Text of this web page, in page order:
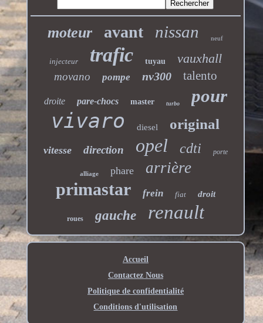
moteur avant nissan neuf
injecteur trafic tuyau vauxhall
movano pompe nv300 talento
droite pare-chocs master turbo pour
vivaro diesel original
vitesse direction opel cdti porte
alliage phare arrière
primastar frein fiat droit
roues gauche renault
Accueil
Contactez Nous
Politique de confidentialité
Conditions d'utilisation